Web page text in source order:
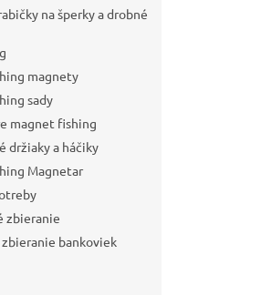
na šperky a drobné
magnety
sady
magnet fishing
držiaky a háčiky
Magnetar
zbieranie
bankoviek